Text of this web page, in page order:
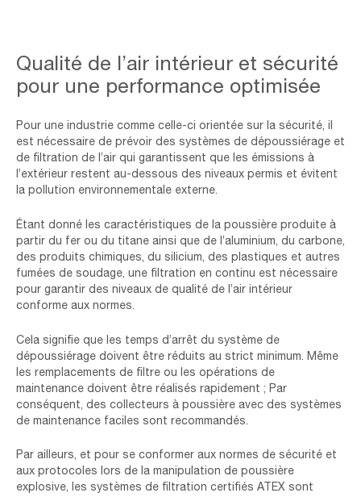
Qualité de l’air intérieur et sécurité
pour une performance optimisée
Pour une industrie comme celle-ci orientée sur la sécurité, il
est nécessaire de prévoir des systèmes de dépoussiérage et
de filtration de l’air qui garantissent que les émissions à
l’extérieur restent au-dessous des niveaux permis et évitent
la pollution environnementale externe.
Étant donné les caractéristiques de la poussière produite à
partir du fer ou du titane ainsi que de l’aluminium, du carbone,
des produits chimiques, du silicium, des plastiques et autres
fumées de soudage, une filtration en continu est nécessaire
pour garantir des niveaux de qualité de l’air intérieur
conforme aux normes.
Cela signifie que les temps d’arrêt du système de
dépoussiérage doivent être réduits au strict minimum. Même
les remplacements de filtre ou les opérations de
maintenance doivent être réalisés rapidement ; Par
conséquent, des collecteurs à poussière avec des systèmes
de maintenance faciles sont recommandés.
Par ailleurs, et pour se conformer aux normes de sécurité et
aux protocoles lors de la manipulation de poussière
explosive, les systèmes de filtration certifiés ATEX sont